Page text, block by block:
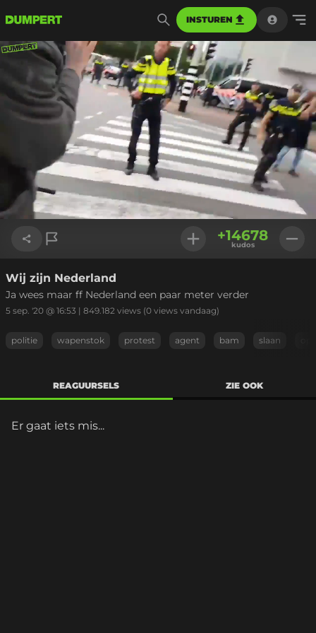
INSTUREN
Geladen:
Link kopiëren
+14678
kudos
Wij zijn Nederland
Ja wees maar ff Nederland een paar meter verder
5 sep. '20 @ 16:53 | 849.182 views (0 views vandaag)
politie wapenstok protest agent bam slaan
REAGUURSELS ZIE OOK
Er gaat iets mis...